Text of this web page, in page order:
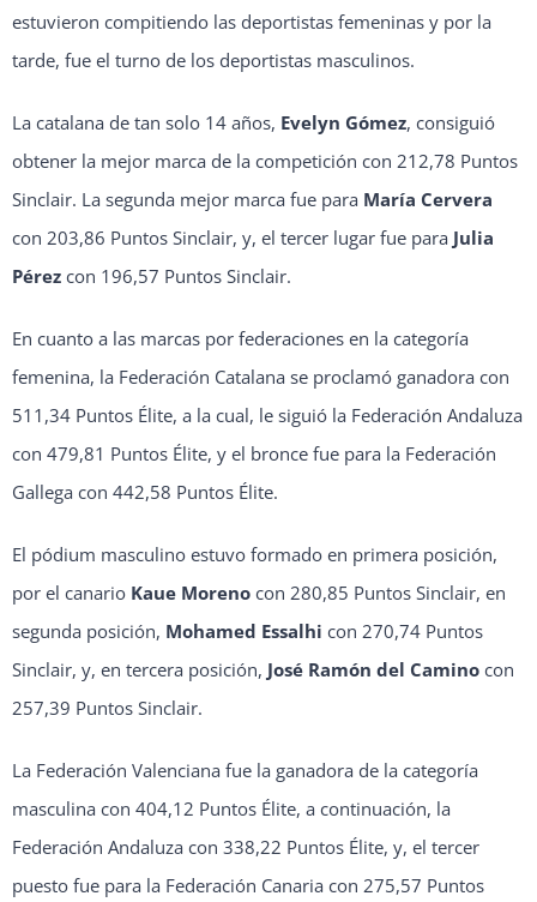
estuvieron compitiendo las deportistas femeninas y por la
tarde, fue el turno de los deportistas masculinos.
La catalana de tan solo 14 años, Evelyn Gómez, consiguió
obtener la mejor marca de la competición con 212,78 Puntos
Sinclair. La segunda mejor marca fue para María Cervera
con 203,86 Puntos Sinclair, y, el tercer lugar fue para Julia
Pérez con 196,57 Puntos Sinclair.
En cuanto a las marcas por federaciones en la categoría
femenina, la Federación Catalana se proclamó ganadora con
511,34 Puntos Élite, a la cual, le siguió la Federación Andaluza
con 479,81 Puntos Élite, y el bronce fue para la Federación
Gallega con 442,58 Puntos Élite.
El pódium masculino estuvo formado en primera posición,
por el canario Kaue Moreno con 280,85 Puntos Sinclair, en
segunda posición, Mohamed Essalhi con 270,74 Puntos
Sinclair, y, en tercera posición, José Ramón del Camino con
257,39 Puntos Sinclair.
La Federación Valenciana fue la ganadora de la categoría
masculina con 404,12 Puntos Élite, a continuación, la
Federación Andaluza con 338,22 Puntos Élite, y, el tercer
puesto fue para la Federación Canaria con 275,57 Puntos